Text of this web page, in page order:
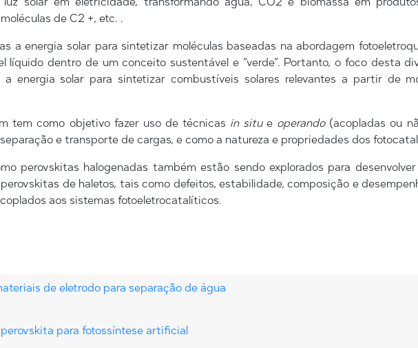
de C2 +, etc. .
a energia solar para sintetizar moléculas baseadas na abordagem
líquido dentro de um conceito sustentável e “verde”. Portanto, o foco desta
energia solar para sintetizar combustíveis solares relevantes a partir de
tem como objetivo fazer uso de técnicas in situe operando(acopladas ou
e transporte de cargas, e como a natureza e propriedades dos
perovskitas halogenadas também estão sendo explorados para
de haletos, tais como defeitos, estabilidade, composição e
aos sistemas fotoeletrocatalíticos.
de eletrodo para separação de água
para fotossíntese artificial